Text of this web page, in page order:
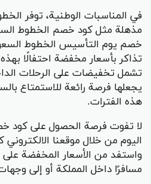
في المناسبات الوطنية، توفر
مذهلة مثل كود خصم الخطوط
خصم يوم التأسيس الخطوط
تذاكر بأسعار مخفضة احتفالًا
تشمل تخفيضات على الرحلات
يجعلها فرصة رائعة للاستمتاع
هذه الفترات.
لا تفوت فرصة الحصول على كود
اليوم من خلال موقعنا
واستفد من الأسعار المخفضة
مسافرًا داخل المملكة أو إلى